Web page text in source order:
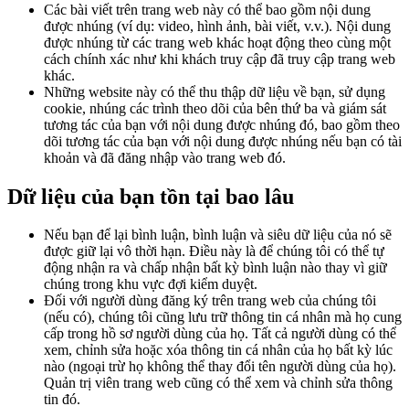
Các bài viết trên trang web này có thể bao gồm nội dung
được nhúng (ví dụ: video, hình ảnh, bài viết, v.v.). Nội dung
được nhúng từ các trang web khác hoạt động theo cùng một
cách chính xác như khi khách truy cập đã truy cập trang web
khác.
Những website này có thể thu thập dữ liệu về bạn, sử dụng
cookie, nhúng các trình theo dõi của bên thứ ba và giám sát
tương tác của bạn với nội dung được nhúng đó, bao gồm theo
dõi tương tác của bạn với nội dung được nhúng nếu bạn có tài
khoản và đã đăng nhập vào trang web đó.
Dữ liệu của bạn tồn tại bao lâu
Nếu bạn để lại bình luận, bình luận và siêu dữ liệu của nó sẽ
được giữ lại vô thời hạn. Điều này là để chúng tôi có thể tự
động nhận ra và chấp nhận bất kỳ bình luận nào thay vì giữ
chúng trong khu vực đợi kiểm duyệt.
Đối với người dùng đăng ký trên trang web của chúng tôi
(nếu có), chúng tôi cũng lưu trữ thông tin cá nhân mà họ cung
cấp trong hồ sơ người dùng của họ. Tất cả người dùng có thể
xem, chỉnh sửa hoặc xóa thông tin cá nhân của họ bất kỳ lúc
nào (ngoại trừ họ không thể thay đổi tên người dùng của họ).
Quản trị viên trang web cũng có thể xem và chỉnh sửa thông
tin đó.